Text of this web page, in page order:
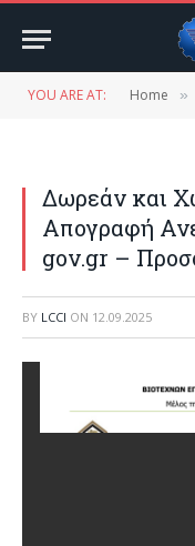
YOU ARE AT: Home »
Δωρεάν και
Απογραφή
gov.gr –
BY LCCI ON 12.09.2025